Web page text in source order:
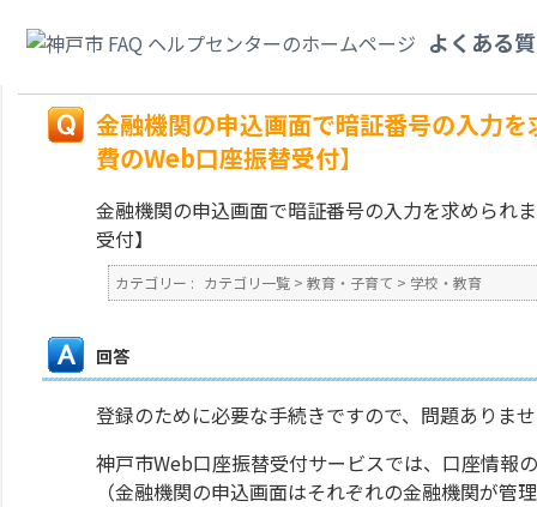
よくある
食費のWeb口座振替受付】
金融機関の申込画面で暗証番号の入力
費のWeb口座振替受付】
金融機関の申込画面で暗証番号の入力を求められ
受付】
カテゴリー : カテゴリ一覧 > 教育・子育て > 学校・教育
回答
登録のために必要な手続きですので、問題ありま
神戸市Web口座振替受付サービスでは、口座情報
（金融機関の申込画面はそれぞれの金融機関が管